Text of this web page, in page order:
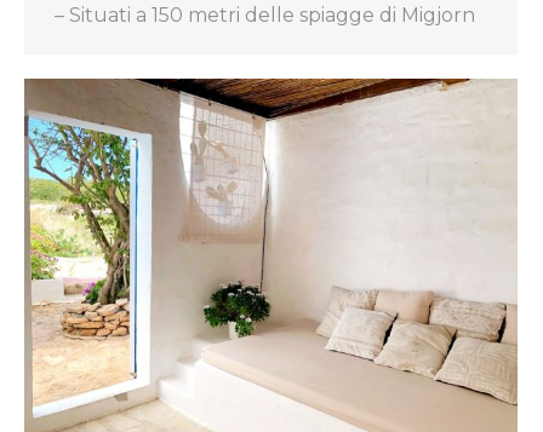
– Situati a 150 metri delle spiagge di Migjorn